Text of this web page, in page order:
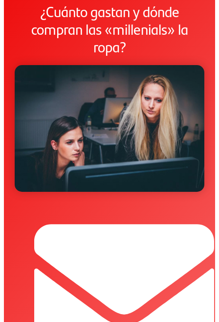
¿Cuánto gastan y dónde
compran las «millenials» la
ropa?